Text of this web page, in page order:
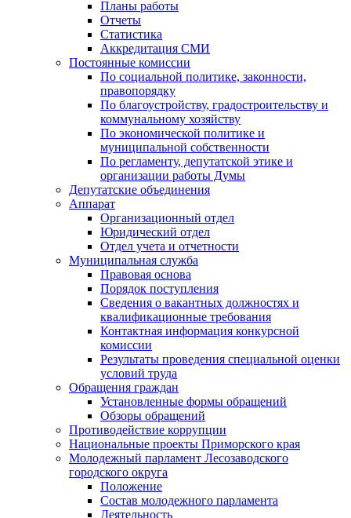
Планы работы
Отчеты
Статистика
Аккредитация СМИ
Постоянные комиссии
По социальной политике, законности,
правопорядку
По благоустройству, градостроительству и
коммунальному хозяйству
По экономической политике и
муниципальной собственности
По регламенту, депутатской этике и
организации работы Думы
Депутатские объединения
Аппарат
Организационный отдел
Юридический отдел
Отдел учета и отчетности
Муниципальная служба
Правовая основа
Порядок поступления
Сведения о вакантных должностях и
квалификационные требования
Контактная информация конкурсной
комиссии
Результаты проведения специальной оценки
условий труда
Обращения граждан
Установленные формы обращений
Обзоры обращений
Противодействие коррупции
Национальные проекты Приморского края
Молодежный парламент Лесозаводского
городского округа
Положение
Состав молодежного парламента
Деятельность